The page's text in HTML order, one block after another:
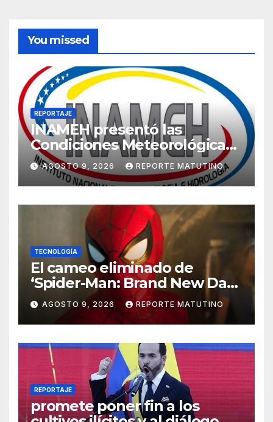
You missed
REPORTAJE
INAMEH presentó las
Condiciones Meteorológicas
para las próximas 24 horas,
de este domingo 9 de agosto
2026
AGOSTO 9, 2026 REPORTE MATUTINO
TECNOLOGÍA
El cameo eliminado de
‘Spider-Man: Brand New Day’
que ha enfadado a los fans
AGOSTO 9, 2026 REPORTE MATUTINO
REPORTAJE
promete poner fin a los